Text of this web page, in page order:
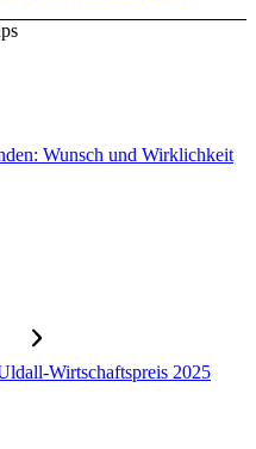
Wunsch und Wirklichkeit
Wirtschaftspreis 2025